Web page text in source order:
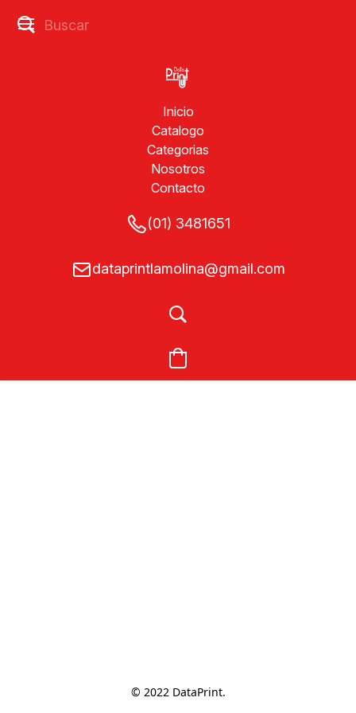
Inicio
Catalogo
Categorias
Nosotros
Contacto
(01) 3481651
dataprintlamolina@gmail.com
© 2022 DataPrint.